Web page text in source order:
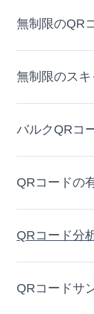
無制限のQR
無制限のスキ
バルクQRコ
QRコードの
QRコード分
QRコードサ